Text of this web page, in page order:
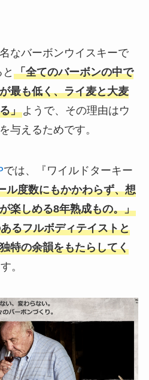
なバーボンウイスキーで
「全てのバーボンの中で
最も低く、ライ麦と大麦
」ようで、その理由はウ
与えるためです。
では、『ワイルドターキー
ル度数にもかかわらず、想
楽しめる8年熟成もの。」
るフルボディテイストと
特の余韻をもたらしてく
。